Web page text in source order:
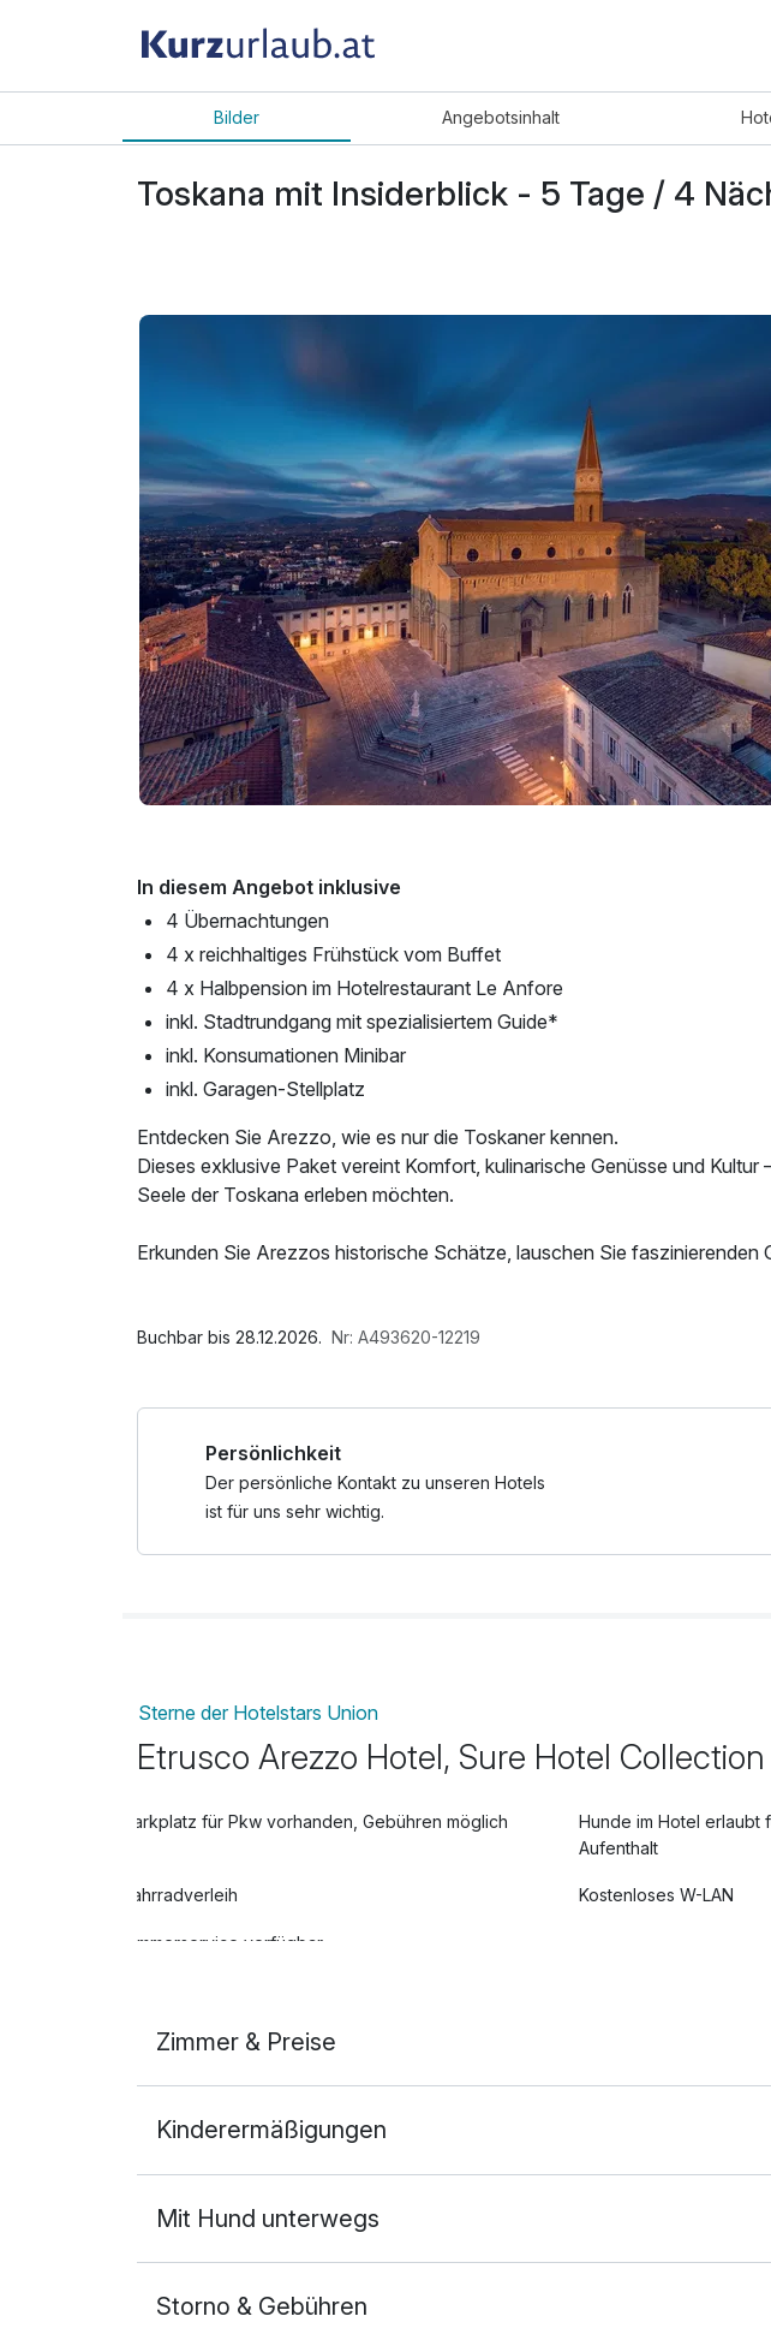
Bilder Angebotsinhalt
Toskana mit Insiderblick - 5 Tage / 4
In diesem Angebot inklusive
4 Übernachtungen
4 x reichhaltiges Frühstück vom Buffet
4 x Halbpension im Hotelrestaurant Le Anfore
inkl. Stadtrundgang mit spezialisiertem Guide*
inkl. Konsumationen Minibar
inkl. Garagen-Stellplatz
Entdecken Sie Arezzo, wie es nur die Toskaner kennen.
Dieses exklusive Paket vereint Komfort, kulinarische Genüsse und Kultur
Seele der Toskana erleben möchten.
Erkunden Sie Arezzos historische Schätze, lauschen Sie faszinierenden
- Parken in der Tiefgarage
- Kostenlose Getränke aus der Minibar im Zimmer.
Parkplatz, W-LAN Nutzung / Internetnutzung, Tageszeitung
Buchbar bis 28.12.2026. Nr: A493620-12219
Persönlichkeit
Der persönliche Kontakt zu unseren Hotels
ist für uns sehr wichtig.
Sterne der Hotelstars Union
Etrusco Arezzo Hotel, Sure Hotel
Parkplatz für Pkw vorhanden, Gebühren möglich
Hunde im Hotel erlaubt
Aufenthalt
Fahrradverleih Kostenloses W-LAN
Zimmerservice verfügbar
Zimmer & Preise
2 Erwachsene
Kinderermäßigungen
Mit Hund unterwegs
Storno & Gebühren